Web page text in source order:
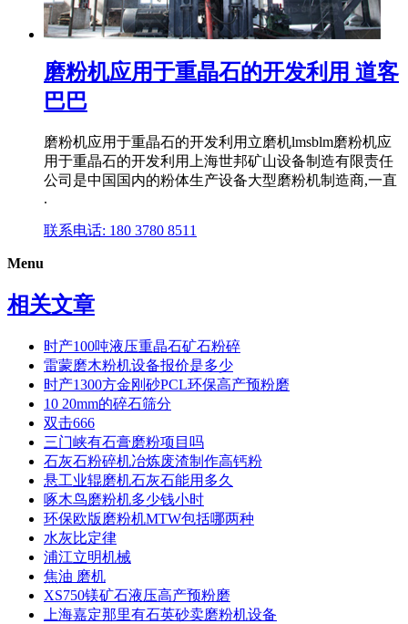
磨粉机应用于重晶石的开发利用 道客
巴巴
磨粉机应用于重晶石的开发利用立磨机lmsblm磨粉机应
用于重晶石的开发利用上海世邦矿山设备制造有限责任
公司是中国国内的粉体生产设备大型磨粉机制造商,一直
.
联系电话: 180 3780 8511
Menu
相关文章
时产100吨液压重晶石矿石粉碎
雷蒙磨木粉机设备报价是多少
时产1300方金刚砂PCL环保高产预粉磨
10 20mm的碎石筛分
双击666
三门峡有石膏磨粉项目吗
石灰石粉碎机冶炼废渣制作高钙粉
悬工业辊磨机石灰石能用多久
啄木鸟磨粉机多少钱小时
环保欧版磨粉机MTW包括哪两种
水灰比定律
浦江立明机械
焦油 磨机
XS750镁矿石液压高产预粉磨
上海嘉定那里有石英砂卖磨粉机设备